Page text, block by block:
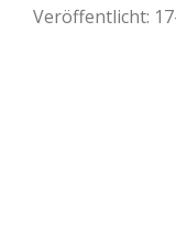
Veröffentlicht: